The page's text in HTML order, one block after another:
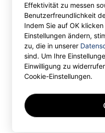
Effektivität zu messen
Benutzerfreundlichkeit
Indem Sie auf OK
Einstellungen ändern,
zu, die in unserer
sind. Um Ihre
Einwilligung zu
Cookie-Einstellungen.